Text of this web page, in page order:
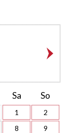
Sa So
1
2
8
9